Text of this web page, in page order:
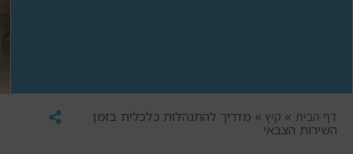
דף הבית » קיץ » מדריך להתנהלות כלכלית בזמן
השירות הצבאי